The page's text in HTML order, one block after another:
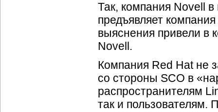
Так, компания Novell
предъявляет
выяснения привели в
Novell.
Компания Red Hat не
со стороны SCO в
распространителям
так и пользователям.